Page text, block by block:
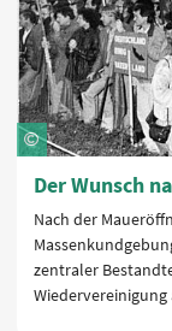
Der Wunsch
Nach der
zentraler